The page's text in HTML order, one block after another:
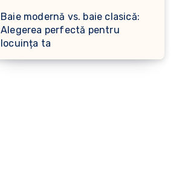
Baie modernă vs. baie clasică:
Alegerea perfectă pentru
locuința ta